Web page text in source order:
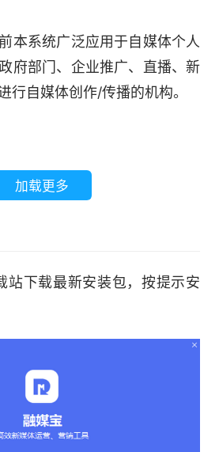
本系统广泛应用于自媒体个人
府部门、企业推广、直播、新
行自媒体创作/传播的机构。
体平台
微动态一键发布至50+平台
号同步管理
媒体账号，记忆账密，分组
加载更多
下载最新安装包，按提示安